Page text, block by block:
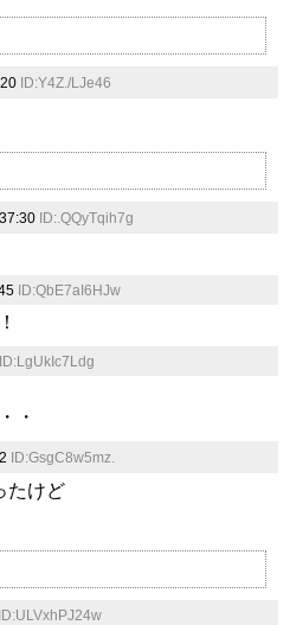
ID:Y4Z./LJe46
ID:.QQyTqih7g
ID:QbE7aI6HJw
ID:LgUkIc7Ldg
・
ID:GsgC8w5mz.
たけど
ID:ULVxhPJ24w